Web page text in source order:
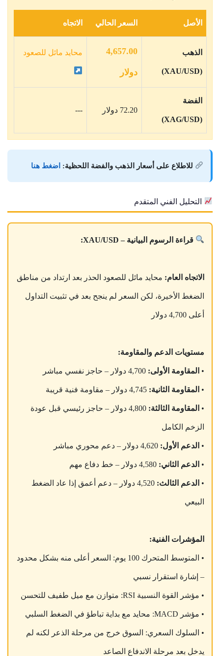
الأصل السعر الحالي الاتجاه
الذهب
(XAU/USD)
4,657.00
دولار
محايد مائل للصعود
الفضة
(XAG/USD)
72.20 دولار ---
للاطلاع على أسعار الذهب والفضة اللحظية: اضغط هنا
التحليل الفني المتقدم
قراءة الرسوم البيانية – XAU/USD:
الاتجاه العام: محايد مائل للصعود الحذر بعد ارتداد من مناطق
الضغط الأخيرة، لكن السعر لم ينجح بعد في تثبيت التداول
أعلى 4,700 دولار
مستويات الدعم والمقاومة:
• المقاومة الأولى:
• المقاومة الثانية:
• المقاومة الثالثة: 4,800 دولار – حاجز رئيسي قبل عودة
الزخم الكامل
• الدعم الأول:
• الدعم الثاني:
• الدعم الثالث: 4,520 دولار – دعم أعمق إذا عاد الضغط
البيعي
المؤشرات الفنية:
• المتوسط المتحرك 100 يوم: السعر أعلى منه بشكل محدود
– إشارة استقرار نسبي
• مؤشر القوة النسبية RSI: متوازن مع ميل طفيف للتحسن
• مؤشر MACD: محايد مع بداية تباطؤ في الضغط السلبي
• السلوك السعري: السوق خرج من مرحلة الذعر لكنه لم
يدخل بعد مرحلة الاندفاع الصاعد